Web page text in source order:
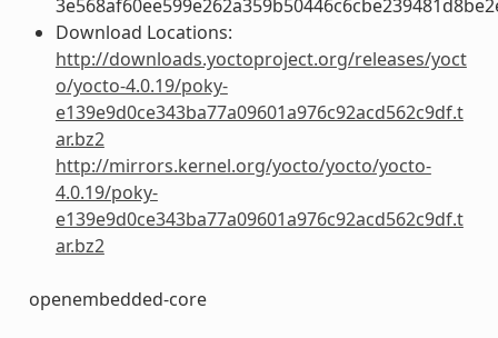
Download Locations:
http://downloads.yoctoproject.org/releases/yoct
o/yocto-4.0.19/poky-
e139e9d0ce343ba77a09601a976c92acd562c9df.t
ar.bz2
http://mirrors.kernel.org/yocto/yocto/yocto-
4.0.19/poky-
e139e9d0ce343ba77a09601a976c92acd562c9df.t
ar.bz2
openembedded-core